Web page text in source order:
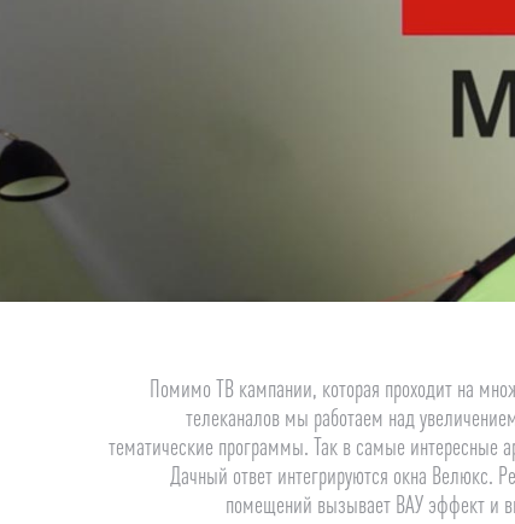
Помимо ТВ кампании, которая проходит на
телеканалов мы работаем над
тематические программы. Так в самые интересные
Дачный ответ интегрируются окна Велюкс.
помещений вызывает ВАУ эффект и